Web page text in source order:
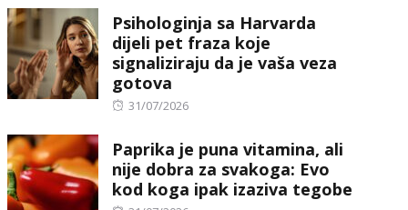
Psihologinja sa Harvarda
dijeli pet fraza koje
signaliziraju da je vaša veza
gotova
Posted
31/07/2026
Paprika je puna vitamina, ali
nije dobra za svakoga: Evo
kod koga ipak izaziva tegobe